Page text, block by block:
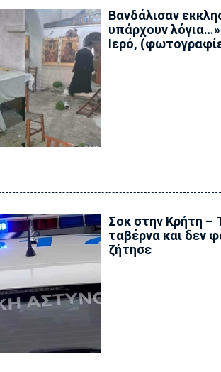
Βανδάλισαν
υπάρχουν
Ιερό,
Σοκ στην Κρήτη –
ταβέρνα και δεν
ζήτησε